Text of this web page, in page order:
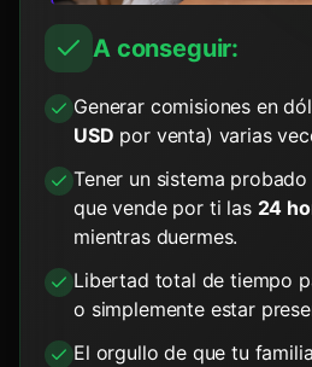
A conseguir:
Generar comisiones en
USD por venta) varias
Tener un sistema
que vende por ti las 24
mientras duermes.
Libertad total de tiempo
o simplemente estar
El orgullo de que tu